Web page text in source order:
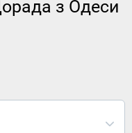
з Одеси